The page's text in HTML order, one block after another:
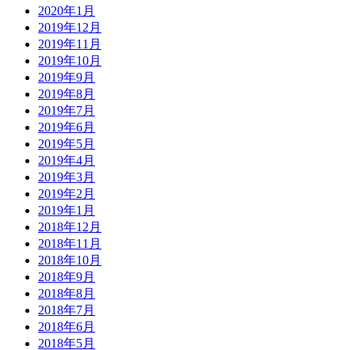
2020年1月
2019年12月
2019年11月
2019年10月
2019年9月
2019年8月
2019年7月
2019年6月
2019年5月
2019年4月
2019年3月
2019年2月
2019年1月
2018年12月
2018年11月
2018年10月
2018年9月
2018年8月
2018年7月
2018年6月
2018年5月